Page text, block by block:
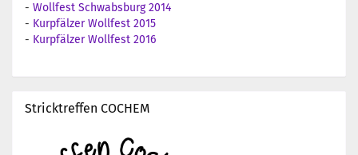
- Wollfest Schwabsburg 2014
- Kurpfälzer Wollfest 2015
- Kurpfälzer Wollfest 2016
Stricktreffen COCHEM